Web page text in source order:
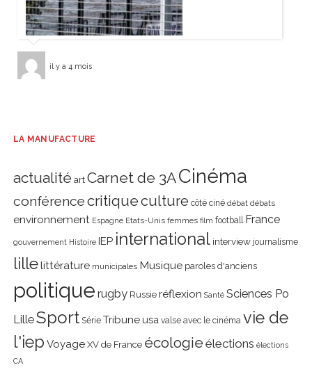
il y a 4 mois
LA MANUFACTURE
actualité art Carnet de 3ACinéma
conférencecritiqueculture côté ciné débat débats
environnement Espagne Etats-Unis femmes film football France
gouvernement Histoire IEP international interview journalisme
lillelittérature municipales Musique paroles d'anciens
politique rugby Russie réflexion Santé Sciences Po
LilleSport Série Tribune usa valse avec le cinéma vie de
l'iep Voyage XV de France écologie élections élections
CA